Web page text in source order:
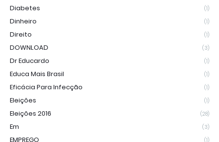
Diabetes (1)
Dinheiro (1)
Direito (1)
DOWNLOAD (3)
Dr Educardo (1)
Educa Mais Brasil (1)
Eficácia Para Infecção (1)
Eleições (1)
Eleições 2016 (28)
Em (3)
EMPREGO (1)